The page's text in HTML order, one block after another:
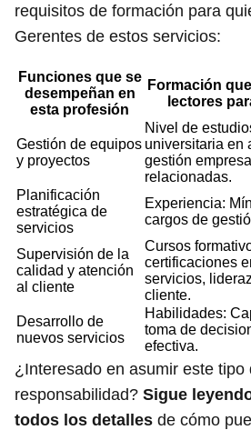
requisitos de formación para
Gerentes de estos servicios:
Funciones que se
desempeñan en
esta profesión
Formación
lectores
Gestión de equipos
y proyectos
Nivel de
universitaria en
gestión
relacionadas.
Planificación
estratégica de
servicios
Experiencia:
cargos de
Supervisión de la
calidad y atención
al cliente
Cursos
certificaciones
servicios,
cliente.
Desarrollo de
nuevos servicios
Habilidades:
toma de
efectiva.
¿Interesado en asumir este tipo
responsabilidad? Sigue
todos los detalles de cómo